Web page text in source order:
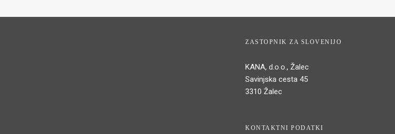
ZASTOPNIK ZA SLOVENIJO
KANA, d.o.o., Žalec
Savinjska cesta 45
3310 Žalec
KONTAKTNI PODATKI